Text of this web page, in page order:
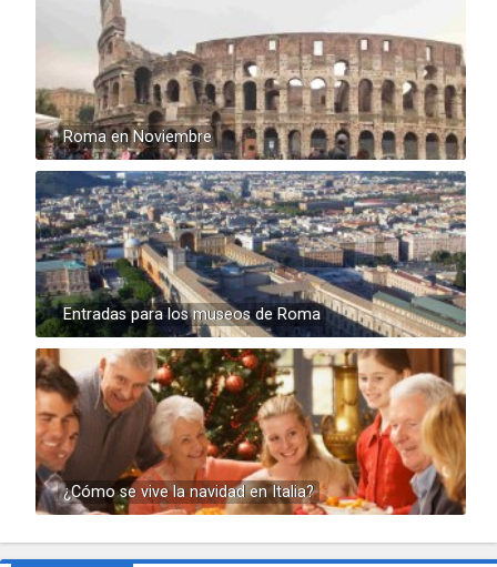
Roma en Noviembre
Entradas para los museos de Roma
¿Cómo se vive la navidad en Italia?